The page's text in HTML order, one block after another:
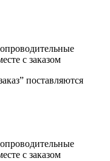
с заказом
поставляются
с заказом